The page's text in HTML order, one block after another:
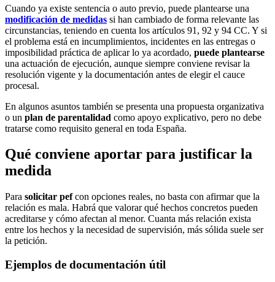
Cuando ya existe sentencia o auto previo, puede plantearse una
modificación de medidas si han cambiado de forma relevante las
circunstancias, teniendo en cuenta los artículos 91, 92 y 94 CC. Y si
el problema está en incumplimientos, incidentes en las entregas o
imposibilidad práctica de aplicar lo ya acordado, puede plantearse
una actuación de ejecución, aunque siempre conviene revisar la
resolución vigente y la documentación antes de elegir el cauce
procesal.
En algunos asuntos también se presenta una propuesta organizativa
o un plan de parentalidad como apoyo explicativo, pero no debe
tratarse como requisito general en toda España.
Qué conviene aportar para justificar la
medida
Para solicitar pefcon opciones reales, no basta con afirmar que la
relación es mala. Habrá que valorar qué hechos concretos pueden
acreditarse y cómo afectan al menor. Cuanta más relación exista
entre los hechos y la necesidad de supervisión, más sólida suele ser
la petición.
Ejemplos de documentación útil